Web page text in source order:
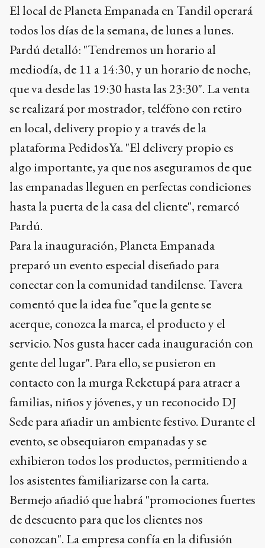
El local de Planeta Empanada en Tandil operará
todos los días de la semana, de lunes a lunes.
Pardú detalló: "Tendremos un horario al
mediodía, de 11 a 14:30, y un horario de noche,
que va desde las 19:30 hasta las 23:30". La venta
se realizará por mostrador, teléfono con retiro
en local, delivery propio y a través de la
plataforma PedidosYa. "El delivery propio es
algo importante, ya que nos aseguramos de que
las empanadas lleguen en perfectas condiciones
hasta la puerta de la casa del cliente", remarcó
Pardú.
Para la inauguración, Planeta Empanada
preparó un evento especial diseñado para
conectar con la comunidad tandilense. Tavera
comentó que la idea fue "que la gente se
acerque, conozca la marca, el producto y el
servicio. Nos gusta hacer cada inauguración con
gente del lugar". Para ello, se pusieron en
contacto con la murga Reketupá para atraer a
familias, niños y jóvenes, y un reconocido DJ
Sede para añadir un ambiente festivo. Durante el
evento, se obsequiaron empanadas y se
exhibieron todos los productos, permitiendo a
los asistentes familiarizarse con la carta.
Bermejo añadió que habrá "promociones fuertes
de descuento para que los clientes nos
conozcan". La empresa confía en la difusión